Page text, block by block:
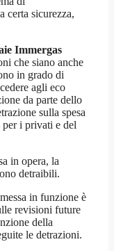
certa sicurezza,
Immergas
che siano anche
in grado di
agli eco
da parte dello
sulla spesa
per i privati e del
in opera, la
detraibili.
in funzione è
revisioni future
della
le detrazioni.